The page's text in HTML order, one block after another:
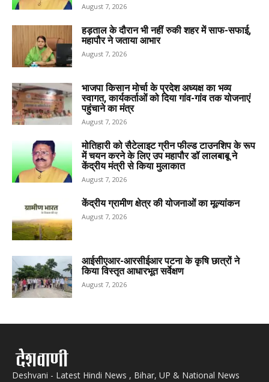
August 7, 2026
हड़ताल के दौरान भी नहीं रुकी शहर में साफ-सफाई,
महापौर ने जताया आभार
August 7, 2026
भाजपा किसान मोर्चा के प्रदेश अध्यक्ष का भव्य
स्वागत, कार्यकर्ताओं को दिया गांव-गांव तक योजनाएं
पहुंचाने का मंत्र
August 7, 2026
मोतिहारी को सैटेलाइट ग्रीन फील्ड टाउनशिप के रूप
में चयन करने के लिए उप महापौर डॉ लालबाबू ने
केंद्रीय मंत्री से किया मुलाकात
August 7, 2026
केंद्रीय ग्रामीण क्षेत्र की योजनाओं का मूल्यांकन
August 7, 2026
आईसीएआर-आरसीईआर पटना के कृषि छात्रों ने
किया विस्तृत आधारभूत सर्वेक्षण
August 7, 2026
Deshvani - Latest Hindi News , Bihar, UP & National News